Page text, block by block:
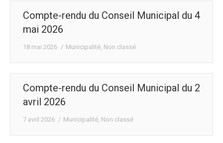
Compte-rendu du Conseil Municipal du 4
mai 2026
18 mai 2026 Municipalité, Non classé
Compte-rendu du Conseil Municipal du 2
avril 2026
7 avril 2026 Municipalité, Non classé